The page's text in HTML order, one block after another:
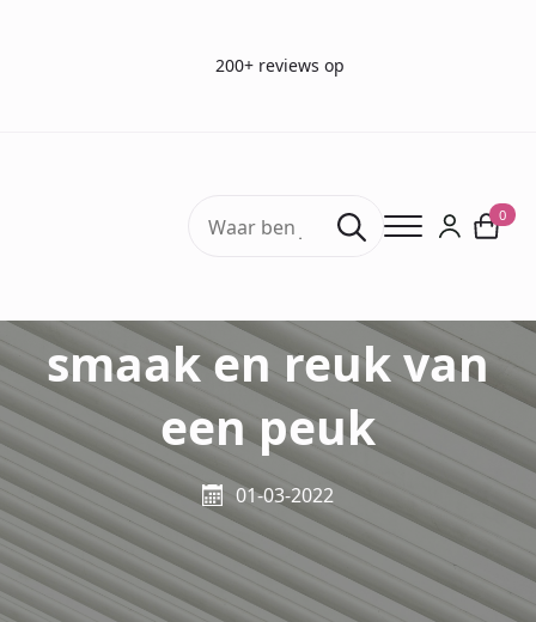
200+ reviews op
Search
for:
0
smaak en reuk van
een peuk
01-03-2022